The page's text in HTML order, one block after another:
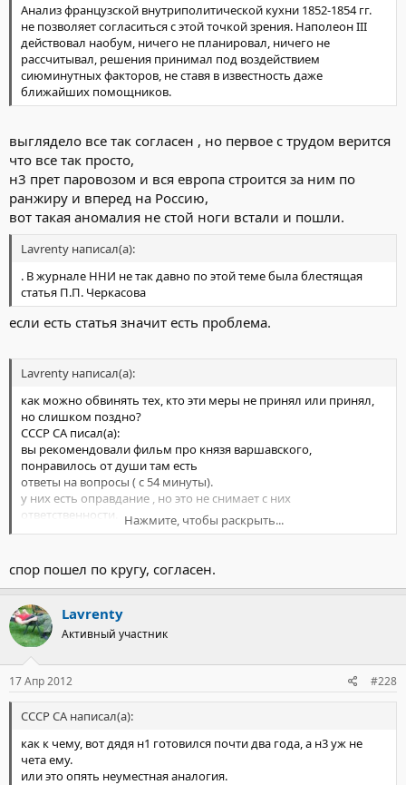
Анализ французской внутриполитической кухни 1852-1854 гг.
не позволяет согласиться с этой точкой зрения. Наполеон III
действовал наобум, ничего не планировал, ничего не
рассчитывал, решения принимал под воздействием
сиюминутных факторов, не ставя в известность даже
ближайших помощников.
выглядело все так согласен , но первое с трудом верится
что все так просто,
н3 прет паровозом и вся европа строится за ним по
ранжиру и вперед на Россию,
вот такая аномалия не стой ноги встали и пошли.
Lavrenty написал(а):
. В журнале ННИ не так давно по этой теме была блестящая
статья П.П. Черкасова
если есть статья значит есть проблема.
Lavrenty написал(а):
как можно обвинять тех, кто эти меры не принял или принял,
но слишком поздно?
СССР СА писал(а):
вы рекомендовали фильм про князя варшавского,
понравилось от души там есть
ответы на вопросы ( с 54 минуты).
у них есть оправдание , но это не снимает с них
ответственности.
В итоге получается бесконечный по времени и совершенно
бессмысленный спор.
Нажмите, чтобы раскрыть...
спор пошел по кругу, согласен.
Lavrenty
Активный участник
17 Апр 2012 #228
СССР СА написал(а):
как к чему, вот дядя н1 готовился почти два года, а н3 уж не
чета ему.
или это опять неуместная аналогия.